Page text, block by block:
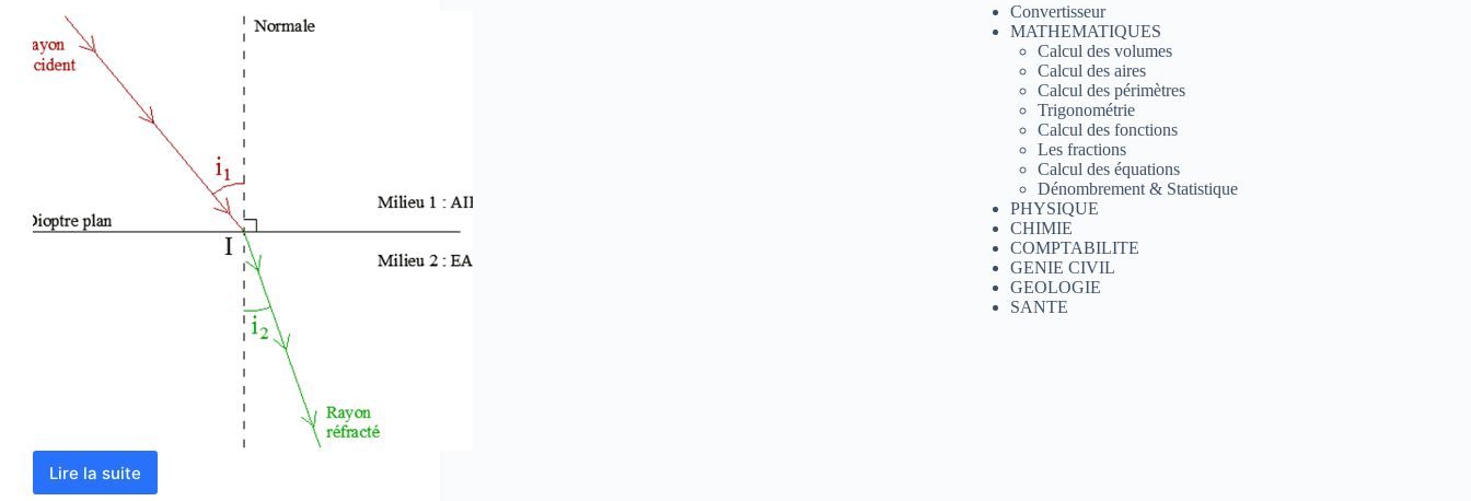
Lire la suite
Calcul
Convertisseur
MATHEMATIQUES
Calcul des volumes
Calcul des aires
Calcul des périmètres
Trigonométrie
Calcul des fonctions
Les fractions
Calcul des équations
Dénombrement & Statistique
PHYSIQUE
CHIMIE
COMPTABILITE
GENIE CIVIL
GEOLOGIE
SANTE